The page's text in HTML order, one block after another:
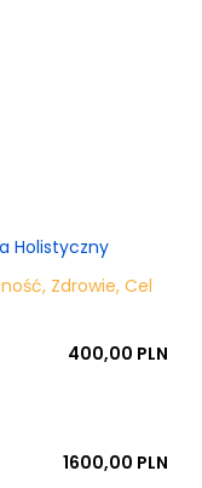
Holistyczny
, Zdrowie, Cel
400,00 PLN
1600,00 PLN